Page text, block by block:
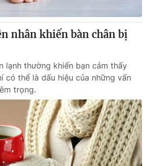
nhân khiến bàn chân bị
lạnh thường khiến bạn cảm thấy
có thể là dấu hiệu của những vấn
trọng.